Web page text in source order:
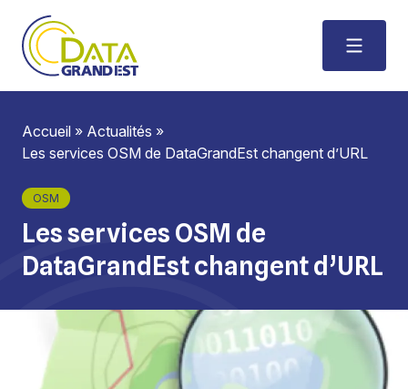
Accueil » Actualités »
Les services OSM de DataGrandEst changent d’URL
OSM
Les services OSM de
DataGrandEst changent d’URL